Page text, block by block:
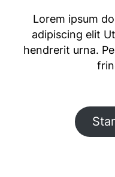
Lorem ipsum
adipiscing elit
hendrerit urna.